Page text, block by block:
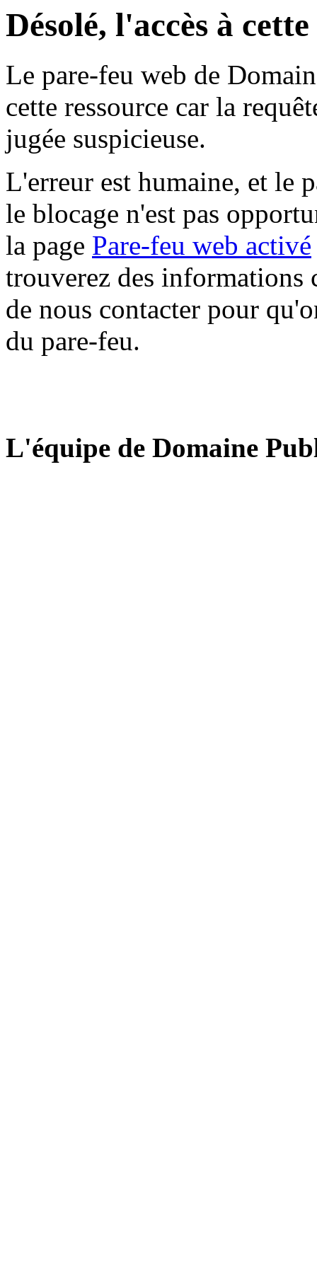
Désolé, l'accès à
Le pare-feu web de
cette ressource car la
jugée suspicieuse.
L'erreur est humaine, et le
le blocage n'est pas
la page Pare-feu web activé
trouverez des informations
de nous contacter pour
du pare-feu.
L'équipe de Domaine